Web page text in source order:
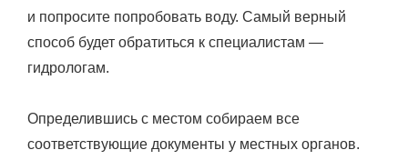
и попросите попробовать воду. Самый верный
способ будет обратиться к специалистам —
гидрологам.
Определившись с местом собираем все
соответствующие документы у местных органов.